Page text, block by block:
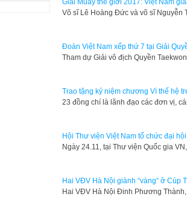
Võ sĩ Lê Hoàng Đức và võ sĩ Nguyễn
Đoàn Việt Nam xếp thứ 7 tại Giải
Tham dự Giải vô địch Quyền
Trao tặng kỷ niệm chương Vì thế hệ
23 đồng chí là lãnh đạo các đơn vị,
Hội Thư viện Việt Nam tổ chức đại
​Ngày 24.11, tại Thư viện Quốc gia
Hai VĐV Hà Nội giành “vàng” ở Cúp
Hai VĐV Hà Nội Đinh Phương